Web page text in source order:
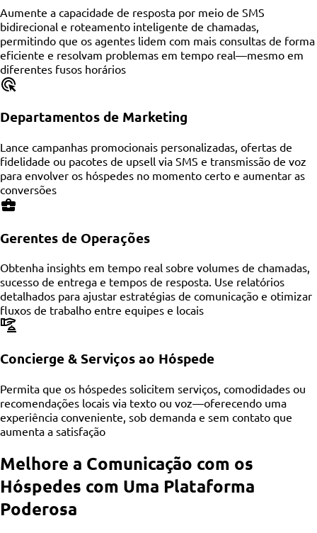
Aumente a capacidade de resposta por meio de SMS
bidirecional e roteamento inteligente de chamadas,
permitindo que os agentes lidem com mais consultas de forma
eficiente e resolvam problemas em tempo real—mesmo em
diferentes fusos horários
Departamentos de Marketing
Lance campanhas promocionais personalizadas, ofertas de
fidelidade ou pacotes de upsell via SMS e transmissão de voz
para envolver os hóspedes no momento certo e aumentar as
conversões
Gerentes de Operações
Obtenha insights em tempo real sobre volumes de chamadas,
sucesso de entrega e tempos de resposta. Use relatórios
detalhados para ajustar estratégias de comunicação e otimizar
fluxos de trabalho entre equipes e locais
Concierge & Serviços ao Hóspede
Permita que os hóspedes solicitem serviços, comodidades ou
recomendações locais via texto ou voz—oferecendo uma
experiência conveniente, sob demanda e sem contato que
aumenta a satisfação
Melhore a Comunicação com os
Hóspedes com Uma Plataforma
Poderosa